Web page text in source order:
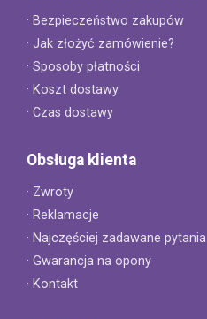
· Bezpieczeństwo zakupów
· Jak złożyć zamówienie?
· Sposoby płatności
· Koszt dostawy
· Czas dostawy
Obsługa klienta
· Zwroty
· Reklamacje
· Najczęściej zadawane pytania
· Gwarancja na opony
· Kontakt